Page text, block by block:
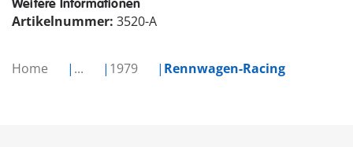
Home ... 1979 Rennwagen-Racing
Weitere Informationen
Artikelnummer: 3520-A